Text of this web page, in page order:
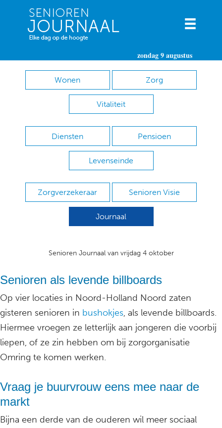
zondag 9 augustus
Wonen Zorg
Vitaliteit
Diensten Pensioen
Levenseinde
Zorgverzekeraar Senioren Visie
Journaal
Senioren Journaal van vrijdag 4 oktober
Senioren als levende billboards
Op vier locaties in Noord-Holland Noord zaten
gisteren senioren in bushokjes, als levende billboards.
Hiermee vroegen ze letterlijk aan jongeren die voorbij
liepen, of ze zin hebben om bij zorgorganisatie
Omring te komen werken.
Vraag je buurvrouw eens mee naar de
markt
Bijna een derde van de ouderen wil meer sociaal